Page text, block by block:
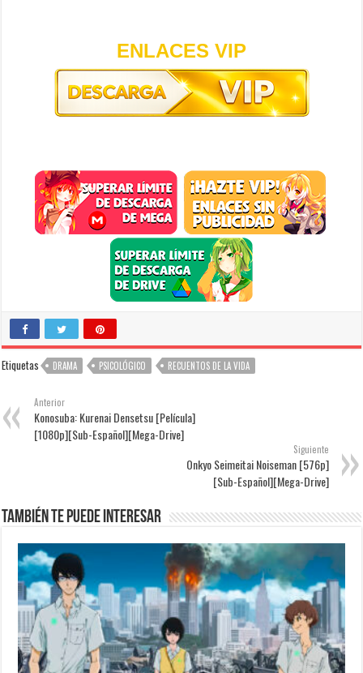
ENLACES VIP
Etiquetas DRAMA PSICOLÓGICO RECUENTOS DE LA VIDA
Anterior
Konosuba: Kurenai Densetsu [Película]
[1080p][Sub-Español][Mega-Drive]
Siguiente
Onkyo Seimeitai Noiseman [576p]
[Sub-Español][Mega-Drive]
También te puede interesar